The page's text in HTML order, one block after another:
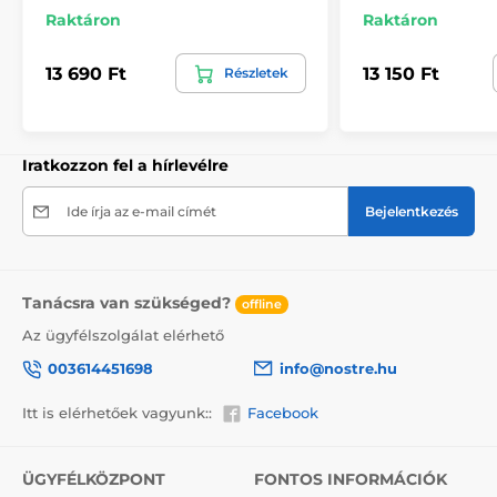
A 270 cm magas tapéták mintája igazodik a
eredményezheti. A webshopban a méret
kiválasztásakor megjelenik a pontos előnézet. Minden
tapéta 49 cm széles csíkokból áll.
245x270
(5 csík) , 294x270
Környezetbarát és egészségbarát
Raktáron
13 690 Ft Részletek
Raktáron
13 150 Ft
Iratkozzon fel a hírlevélre
Ide írja az e-mail címét Bejelentkezés
Tanácsra van szükséged? offline
Az ügyfélszolgálat elérhető
003614451698
info@nostre.hu
Itt is elérhetőek vagyunk:: Facebook
ÜGYFÉLKÖZPONT FONTOS INFORMÁCIÓK